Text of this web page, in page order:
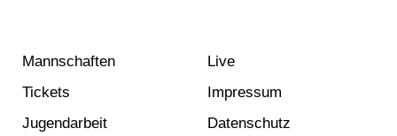
Mannschaften
Tickets
Jugendarbeit
Live
Impressum
Datenschutz